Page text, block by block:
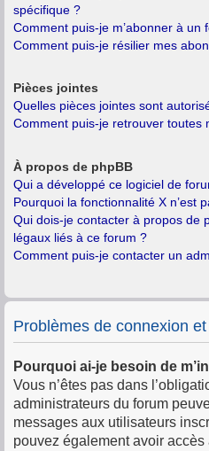
spécifique ?
Comment puis-je m’abonner à un
Comment puis-je résilier mes
Pièces jointes
Quelles pièces jointes sont
Comment puis-je retrouver toutes
À propos de phpBB
Qui a développé ce logiciel de
Pourquoi la fonctionnalité X n’est
Qui dois-je contacter à propos de
légaux liés à ce forum ?
Comment puis-je contacter un
Problèmes de connexion et
Pourquoi ai-je besoin de
Vous n’êtes pas dans
administrateurs du forum
messages aux utilisateurs
pouvez également avoir